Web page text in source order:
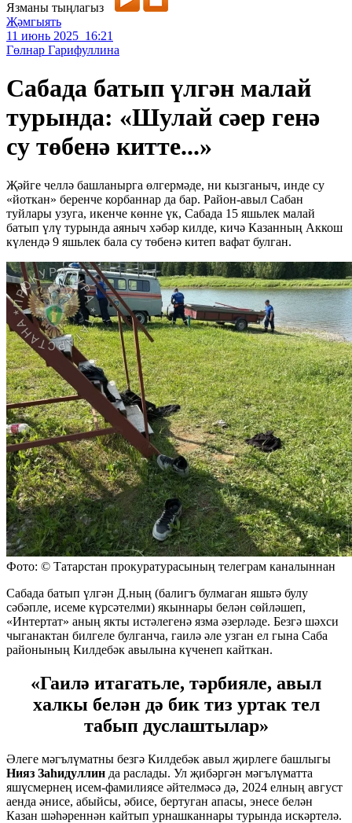
Язманы тыңлагыз
Җәмгыять
11 июнь 2025 16:21
Гөлнар Гарифуллина
Сабада батып үлгән малай
турында: «Шулай сәер генә
су төбенә китте...»
Җәйге челлә башланырга өлгермәде, ни кызганыч, инде су
«йоткан» беренче корбаннар да бар. Район-авыл Сабан
туйлары узуга, икенче көнне үк, Сабада 15 яшьлек малай
батып үлү турында аяныч хәбәр килде, кичә Казанның Аккош
күлендә 9 яшьлек бала су төбенә китеп вафат булган.
Фото: © Татарстан прокуратурасының телеграм каналыннан
Сабада батып үлгән Д.ның (балигъ булмаган яшьтә булу
сәбәпле, исеме күрсәтелми) якыннары белән сөйләшеп,
«Интертат» аның якты истәлегенә язма әзерләде. Безгә шәхси
чыганактан билгеле булганча, гаилә әле узган ел гына Саба
районының Килдебәк авылына күченеп кайткан.
«Гаилә итагатьле, тәрбияле, авыл
халкы белән дә бик тиз уртак тел
табып дуслаштылар»
Әлеге мәгълүматны безгә Килдебәк авыл җирлеге башлыгы
Нияз Заһидуллин да раслады. Ул җибәргән мәгълүматта
яшүсмернең исем-фамилиясе әйтелмәсә дә, 2024 елның август
аенда әнисе, абыйсы, әбисе, бертуган апасы, энесе белән
Казан шәһәреннән кайтып урнашканнары турында искәртелә.